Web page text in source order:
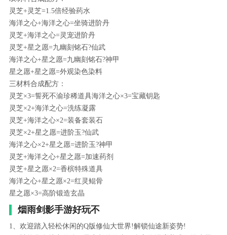
灵芝+灵芝=1.5倍经验药水
海洋之心+海洋之心=坐骑进阶丹
灵芝+海洋之心=灵宠进阶丹
灵芝+星之愿=九幽刻铭石?仙武
海洋之心+星之愿=九幽刻铭石?神甲
星之愿+星之愿=外观染色染料
三材料合成配方：
灵芝×3=誓死不渝珍稀道具海洋之心×3=宝藏钥匙
灵芝×2+海洋之心=洗练凝露
灵芝+海洋之心×2=装备套装石
灵芝×2+星之愿=进阶玉?仙武
海洋之心×2+星之愿=进阶玉?神甲
灵芝+海洋之心+星之愿=加速药剂
灵芝+星之愿×2=香槟特殊道具
海洋之心+星之愿×2=红灵鲲骨
星之愿×3=高阶锻造玄晶
烟雨剑影手游好玩不
1、欢迎踏入轻松休闲的Q版修仙大世界!解锁仙途新姿势!